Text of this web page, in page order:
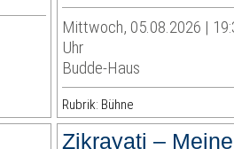
Mittwoch, 05.08.2026 |
Uhr
Budde-Haus
Rubrik: Bühne
Zikrayati – Meine